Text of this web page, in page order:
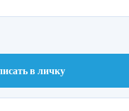
в личку